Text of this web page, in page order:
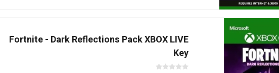
Fortnite - Dark Reflections Pack XBOX LIVE
Key